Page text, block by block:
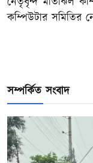
কম্পিউটার সমিতির
সম্পর্কিত সংবাদ